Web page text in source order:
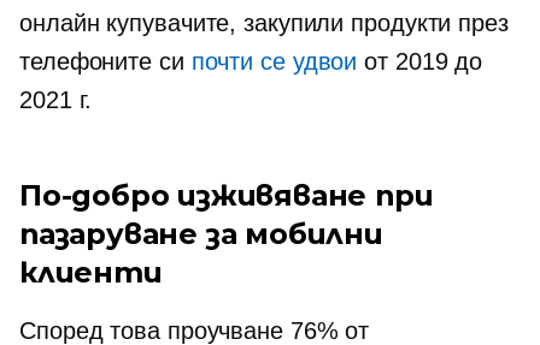
онлайн купувачите, закупили продукти през
телефоните си почти се удвои от 2019 до
2021 г.
По-добро изживяване при
пазаруване за мобилни
клиенти
Според това проучване 76% от